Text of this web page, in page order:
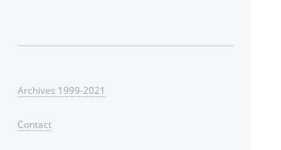
Archives 1999-2021
Contact